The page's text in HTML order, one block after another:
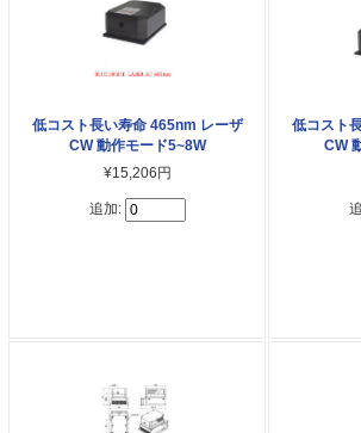
低コスト長い寿命 465nm レーザ
CW 動作モード5~8W
¥15,206円
追加:
低コスト
CW